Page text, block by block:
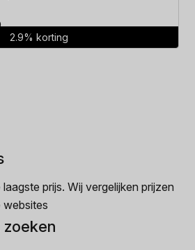
Huidige
prijs
2.9% korting
prijs. Wij vergelijken prijzen
websites
zoeken